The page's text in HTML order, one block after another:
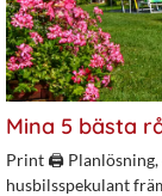
Mina 5 bästa
Print 🖨 Planlösning,
husbilsspekulant